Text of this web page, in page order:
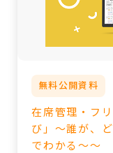
無料公開資料
在席管理・フ
び」～誰が、
でわかる～～